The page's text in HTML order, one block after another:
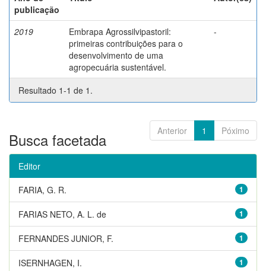
publicação
2019
Embrapa Agrossilvipastoril:
primeiras contribuições para o
desenvolvimento de uma
agropecuária sustentável.
-
Resultado 1-1 de 1.
Anterior 1 Póximo
Busca facetada
Editor
1
FARIA, G. R.
1
FARIAS NETO, A. L. de
1
FERNANDES JUNIOR, F.
1
ISERNHAGEN, I.